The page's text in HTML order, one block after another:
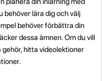
behöver lära dig och välj
behöver förbättra din
dessa ämnen. Om du vill
hitta videolektioner